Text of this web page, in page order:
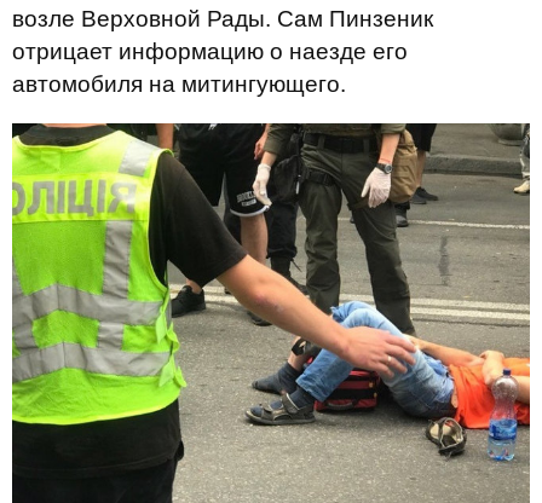
возле Верховной Рады. Сам Пинзеник
отрицает информацию о наезде его
автомобиля на митингующего.